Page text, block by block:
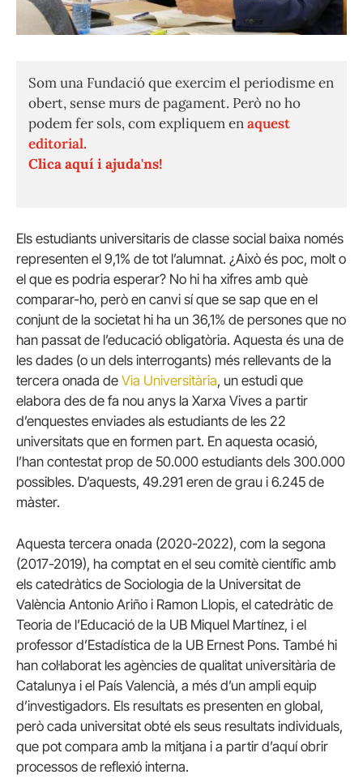
Som una Fundació que exercim el periodisme en
obert, sense murs de pagament. Però no ho
podem fer sols, com expliquem enaquest
editorial.
Clica aquí i ajuda'ns!
Els estudiants universitaris de classe social baixa només
representen el 9,1% de tot l’alumnat. ¿Això és poc, molt o
el que es podria esperar? No hi ha xifres amb què
comparar-ho, però en canvi sí que se sap que en el
conjunt de la societat hi ha un 36,1% de persones que no
han passat de l’educació obligatòria. Aquesta és una de
les dades (o un dels interrogants) més rellevants de la
tercera onada de Via Universitària, un estudi que
elabora des de fa nou anys la Xarxa Vives a partir
d’enquestes enviades als estudiants de les 22
universitats que en formen part. En aquesta ocasió,
l’han contestat prop de 50.000 estudiants dels 300.000
possibles. D’aquests, 49.291 eren de grau i 6.245 de
màster.
Aquesta tercera onada (2020-2022), com la segona
(2017-2019), ha comptat en el seu comitè científic amb
els catedràtics de Sociologia de la Universitat de
València Antonio Ariño i Ramon Llopis, el catedràtic de
Teoria de l’Educació de la UB Miquel Martínez, i el
professor d’Estadística de la UB Ernest Pons. També hi
han col·laborat les agències de qualitat universitària de
Catalunya i el País Valencià, a més d’un ampli equip
d’investigadors. Els resultats es presenten en global,
però cada universitat obté els seus resultats individuals,
que pot compara amb la mitjana i a partir d’aquí obrir
processos de reflexió interna.